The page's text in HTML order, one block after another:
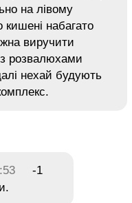
на лівому
кишені набагато
виручити
розвалюхами
нехай будують
-1